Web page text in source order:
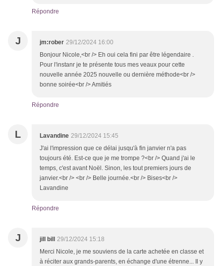
Répondre
J jm:rober 29/12/2024 16:00
Bonjour Nicole,<br /> Eh oui cela fini par être légendaire .
Pour l'instanr je te présente tous mes veaux pour cette
nouvelle année 2025 nouvelle ou dernière méthode<br />
bonne soirée<br /> Amitiés
Répondre
L Lavandine 29/12/2024 15:45
J'ai l'impression que ce délai jusqu'à fin janvier n'a pas
toujours été. Est-ce que je me trompe ?<br /> Quand j'ai le
temps, c'est avant Noël. Sinon, les tout premiers jours de
janvier.<br /> <br /> Belle journée.<br /> Bises<br />
Lavandine
Répondre
J jill bill
29/12/2024 15:18
Merci Nicole, je me souviens de la carte achetée en classe et
à réciter aux grands-parents, en échange d'une étrenne... Il y